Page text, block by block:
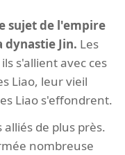
sujet de l'empire
Jin. Les
s'allient avec ces
Liao, leur vieil
Liao s'effondrent.
de plus près.
nombreuse